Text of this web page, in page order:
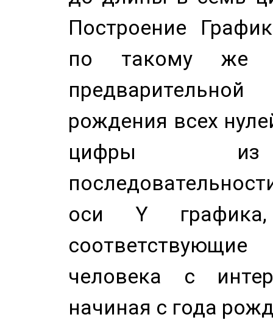
Построение
по такому же
рождения всех
цифры из
оси Y
человека с
начиная с года